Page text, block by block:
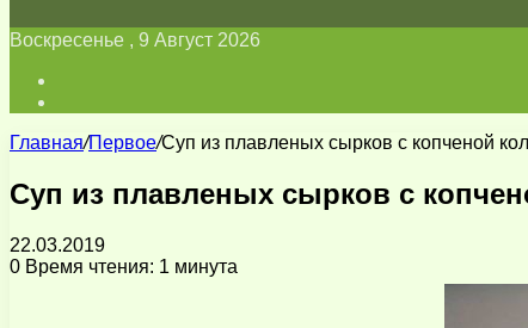
Воскресенье , 9 Август 2026
Главная/Первое/Суп из плавленых сырков с копченой
Суп из плавленых сырков с
22.03.2019
0 Время чтения: 1 минута